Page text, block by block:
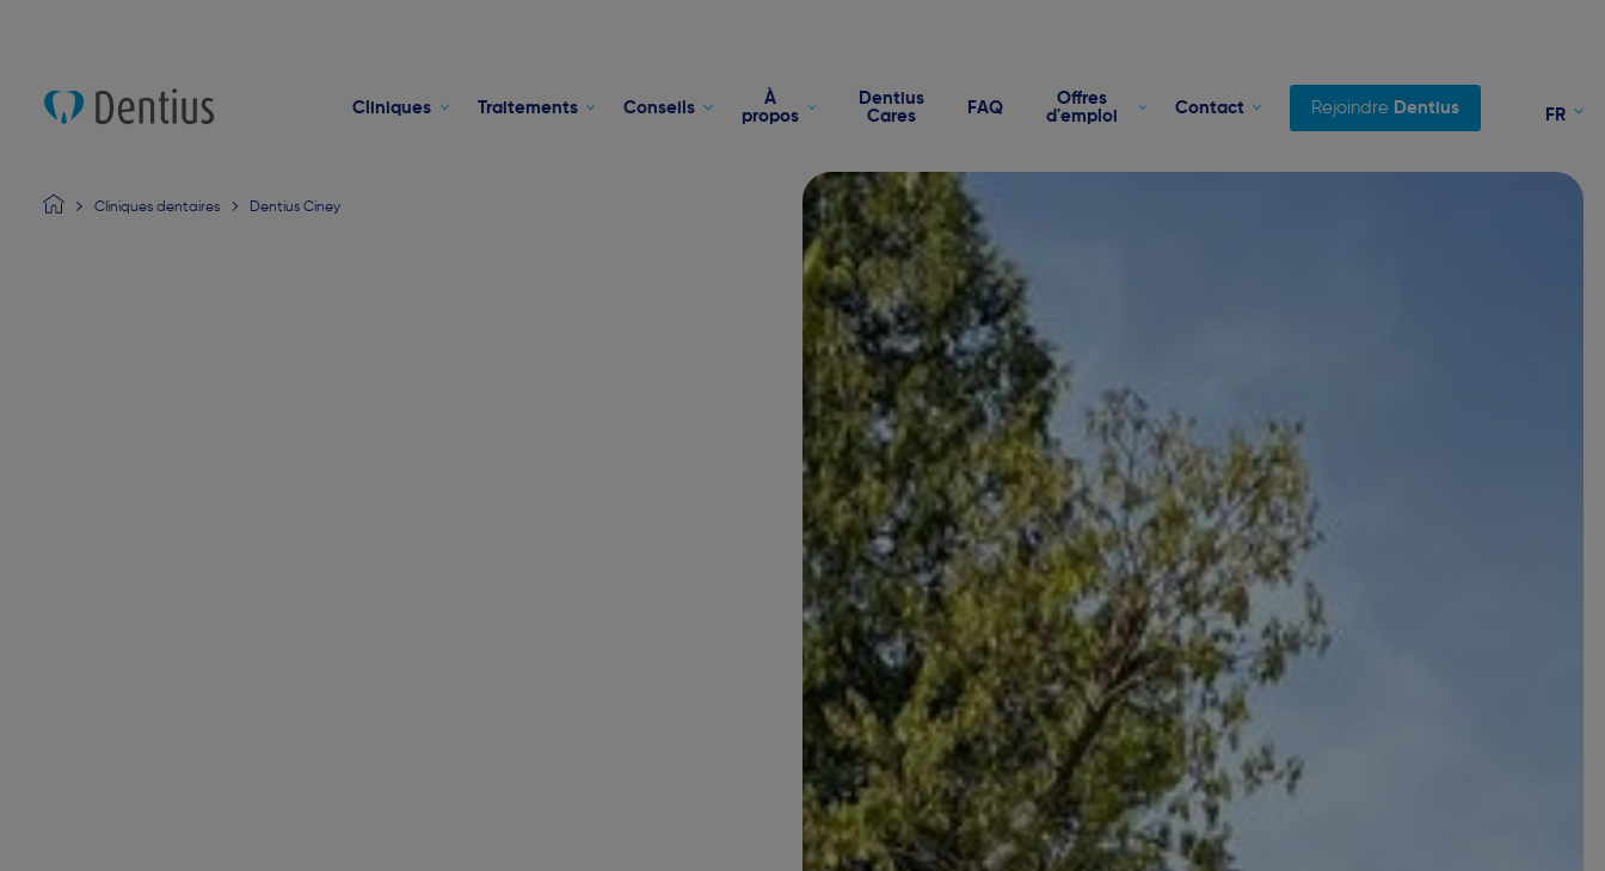
Cliniques Traitements Conseils
À
propos
Dentius
Cares
FAQ
Offres
d'emploi
Contact Rejoindre Dentius FR
Cliniques dentaires Dentius Ciney